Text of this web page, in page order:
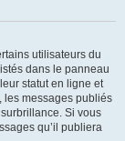
utilisateurs du
dans le panneau
statut en ligne et
les messages publiés
Si vous
qu’il publiera